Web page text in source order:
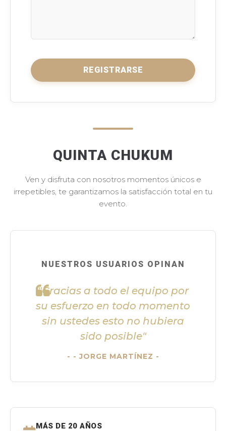
REGISTRARSE
QUINTA CHUKUM
Ven y disfruta con nosotros momentos únicos e
irrepetibles, te garantizamos la satisfacción total en tu
evento.
NUESTROS USUARIOS OPINAN
"Gracias a todo el equipo por
su esfuerzo en todo momento
sin ustedes esto no hubiera
sido posible"
- JORGE MARTÍNEZ -
MÁS DE 20 AÑOS